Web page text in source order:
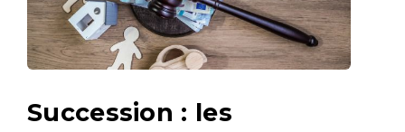
Succession : les